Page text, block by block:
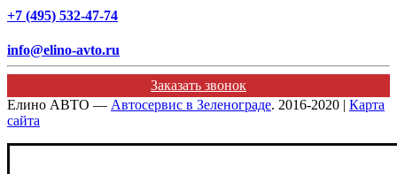
+7 (495) 532-47-74
info@elino-avto.ru
Заказать звонок
Елино АВТО — Автосервис в Зеленограде. 2016-2020 | Карта
сайта